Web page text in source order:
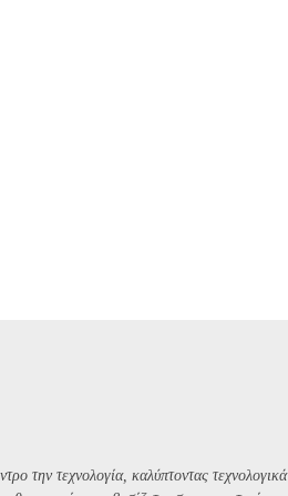
την τεχνολογία, καλύπτοντας